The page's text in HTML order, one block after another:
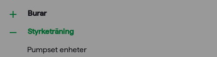
Burar
Styrketräning
Pumpset enheter